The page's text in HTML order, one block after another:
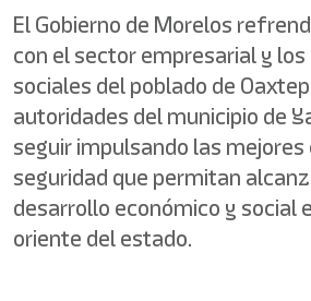
El Gobierno de Morelos
con el sector empresarial y
sociales del poblado de
autoridades del municipio de
seguir impulsando las mejores
seguridad que permitan
desarrollo económico y social
oriente del estado.